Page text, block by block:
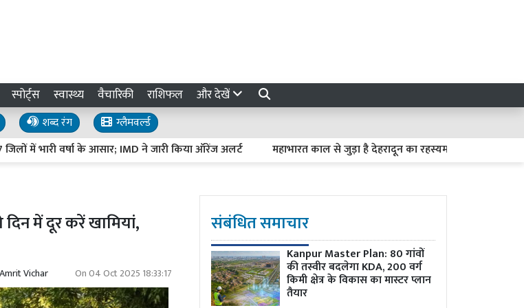
स्पोर्ट्स स्वास्थ्य वैचारिकी राशिफल और देखें
शब्द रंग
ग्लैमवर्ल्ड
भारी वर्षा के आसार; IMD ने जारी किया ऑरेंज अलर्ट महाभारत काल से जुड़ा है देहरादून का रहस्यमयी लाखामंडल, आज भी
दिन में दूर करें खामियां,
Amrit Vichar On04 Oct 2025 18:33:17
संबंधित समाचार
Kanpur Master Plan: 80 गांवों
की तस्वीर बदलेगा KDA, 200 वर्ग
किमी क्षेत्र के विकास का मास्टर प्लान
तैयार